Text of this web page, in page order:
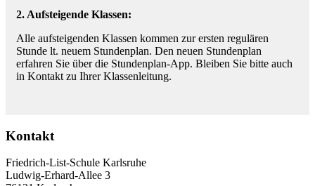
2. Aufsteigende Klassen:
Alle aufsteigenden Klassen kommen zur ersten regulären
Stunde lt. neuem Stundenplan. Den neuen Stundenplan
erfahren Sie über die Stundenplan-App. Bleiben Sie bitte auch
in Kontakt zu Ihrer Klassenleitung.
Kontakt
Friedrich-List-Schule Karlsruhe
Ludwig-Erhard-Allee 3